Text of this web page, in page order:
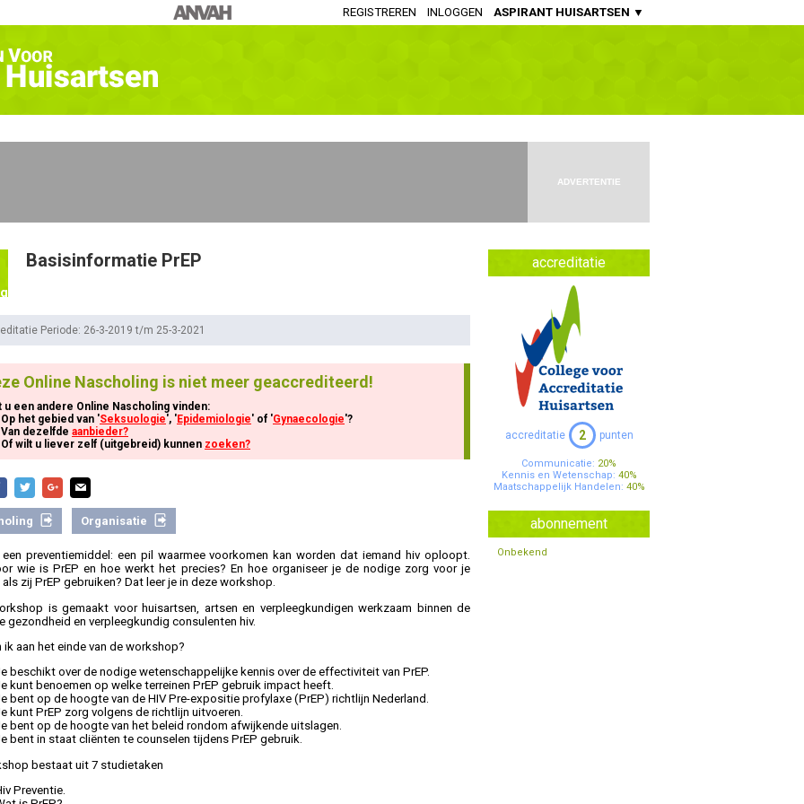
REGISTREREN INLOGGEN ASPIRANT HUISARTSEN ▼
Praktijkondersteuners Somatiek
Praktijkondersteuners GGZ
Openbaar Apothekers
Ziekenhuis Apothekers
Apothekers Assistenten
OVERIGE SPECIALISMEN
Artsen Verstandelijk Gehandicapten
Specialisten Ouderengeneeskunde
ADVERTENTIE
accreditatie
accreditatie 2 punten
Communicatie: 20%
Kennis en Wetenschap: 40%
Maatschappelijk Handelen: 40%
abonnement
Onbekend
Basisinformatie PrEP
Periode: 26-3-2019 t/m 25-3-2021
Online Nascholing is niet meer geaccrediteerd!
u een andere Online Nascholing vinden:
Op het gebied van 'Seksuologie', 'Epidemiologie' of 'Gynaecologie'?
Van dezelfde aanbieder?
Of wilt u liever zelf (uitgebreid) kunnen zoeken?
Organisatie
preventiemiddel: een pil waarmee voorkomen kan worden dat iemand hiv oploopt.
wie is PrEP en hoe werkt het precies? En hoe organiseer je de nodige zorg voor je
zij PrEP gebruiken? Dat leer je in deze workshop.
is gemaakt voor huisartsen, artsen en verpleegkundigen werkzaam binnen de
gezondheid en verpleegkundig consulenten hiv.
ik aan het einde van de workshop?
beschikt over de nodige wetenschappelijke kennis over de effectiviteit van PrEP.
kunt benoemen op welke terreinen PrEP gebruik impact heeft.
bent op de hoogte van de HIV Pre-expositie profylaxe (PrEP) richtlijn Nederland.
kunt PrEP zorg volgens de richtlijn uitvoeren.
bent op de hoogte van het beleid rondom afwijkende uitslagen.
bent in staat cliënten te counselen tijdens PrEP gebruik.
bestaat uit 7 studietaken
Preventie.